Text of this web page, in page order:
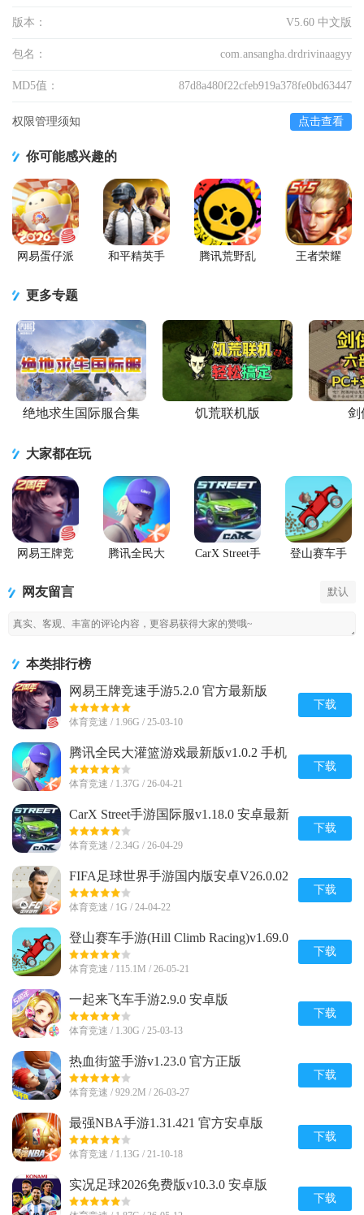
版本： V5.60 中文版
包名： com.ansangha.drdrivinaagyy
MD5值： 87d8a480f22cfeb919a378fe0bd63447
权限管理须知 点击查看
你可能感兴趣的
网易蛋仔派
和平精英手
腾讯荒野乱
王者荣耀
更多专题
绝地求生国际服合集 饥荒联机版 剑
大家都在玩
网易王牌竞
腾讯全民大
CarX Street手
登山赛车手
网友留言 默认
本类排行榜
网易王牌竞速手游5.2.0 官方最新版
体育竞速 / 1.96G / 25-03-10
下载
腾讯全民大灌篮游戏最新版v1.0.2 手机
官方版
体育竞速 / 1.37G / 26-04-21
下载
CarX Street手游国际服v1.18.0 安卓最新
版
体育竞速 / 2.34G / 26-04-29
下载
FIFA足球世界手游国内版安卓V26.0.02
官方最新版
体育竞速 / 1G / 24-04-22
下载
登山赛车手游(Hill Climb Racing)v1.69.0
安卓正版
体育竞速 / 115.1M / 26-05-21
下载
一起来飞车手游2.9.0 安卓版
体育竞速 / 1.30G / 25-03-13
下载
热血街篮手游v1.23.0 官方正版
体育竞速 / 929.2M / 26-03-27
下载
最强NBA手游1.31.421 官方安卓版
体育竞速 / 1.13G / 21-10-18
下载
实况足球2026免费版v10.3.0 安卓版
下载